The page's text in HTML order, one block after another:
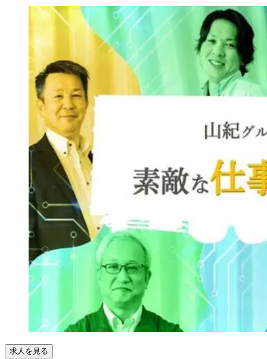
求人を見る